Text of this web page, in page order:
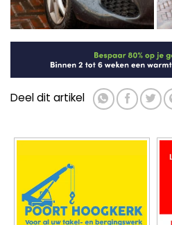
Deel dit artikel